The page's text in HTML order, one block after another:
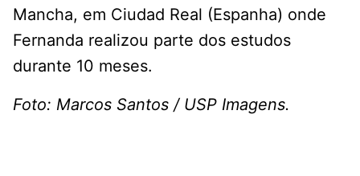
Mancha, em Ciudad Real (Espanha) onde
Fernanda realizou parte dos estudos
durante 10 meses.
Foto: Marcos Santos / USP Imagens.